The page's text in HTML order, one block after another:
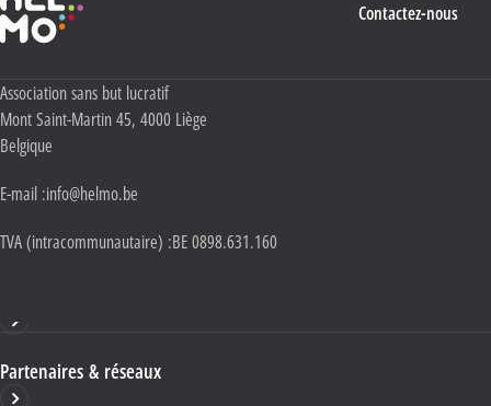
Contactez-nous
Adresse :
Association sans but lucratif
Mont Saint-Martin 45, 4000 Liège
Belgique
E-mail :info@helmo.be
TVA (intracommunautaire) :BE 0898.631.160
Partenaires & réseaux